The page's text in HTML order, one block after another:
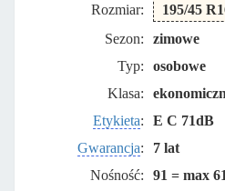
Rozmiar:
Sezon:
zimowe
Typ:
osobowe
Klasa:
Etykieta:
E C 71dB
Gwarancja:
7 lat
Nośność:
91 = max